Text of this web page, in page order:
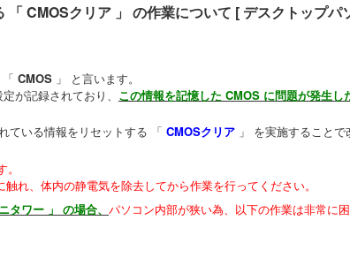
CMOSクリア 」 の作業について [ デスクトップパ
CMOS 」 と言います。
が記録されており、 この情報を記憶した CMOS に問題が発生し
ている情報をリセットする 「 CMOSクリア 」 を実施することで
れ、体内の静電気を除去してから作業を行ってください。
ワー 」 の場合、 パソコン内部が狭い為、以下の作業は非常に困